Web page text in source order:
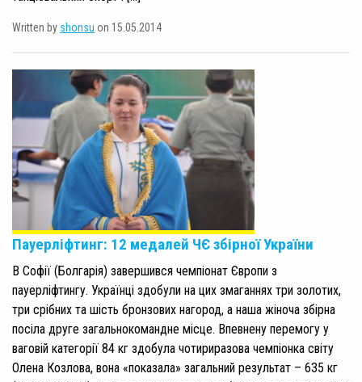
Written by shonsu on 15.05.2014
Пауерліфтинг: 12 медалей ЧЄ збірної України
В Софії (Болгарія) завершився чемпіонат Європи з
пауерліфтингу. Українці здобули на цих змаганнях три золотих,
три срібних та шість бронзових нагород, а наша жіноча збірна
посіла друге загальнокомандне місце. Впевнену перемогу у
ваговій категорії 84 кг здобула чотириразова чемпіонка світу
Олена Козлова, вона «показала» загальний результат – 635 кг